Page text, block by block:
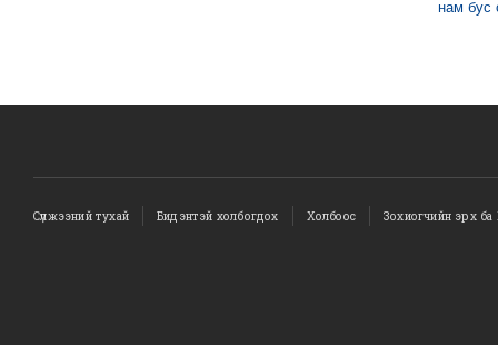
нам бус
Сүлжээний тухай Бидэнтэй холбогдох Холбоос Зохиогчийн эрх